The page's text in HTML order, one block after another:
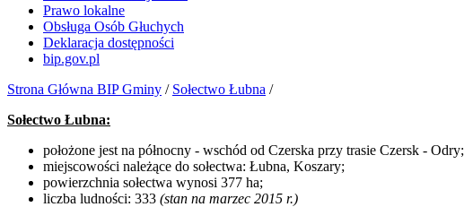
Prawo lokalne
Obsługa Osób Głuchych
Deklaracja dostępności
bip.gov.pl
Strona Główna BIP Gminy / Sołectwo Łubna /
Sołectwo Łubna:
położone jest na północny - wschód od Czerska przy trasie Czersk - Odry;
miejscowości należące do sołectwa: Łubna, Koszary;
powierzchnia sołectwa wynosi 377 ha;
liczba ludności: 333 (stan na marzec 2015 r.)